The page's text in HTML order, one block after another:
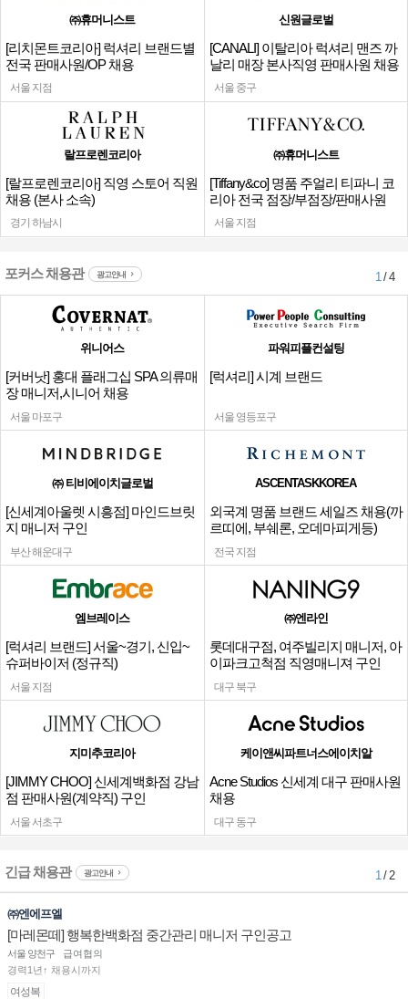
㈜휴머니스트
[리치몬트코리아] 럭셔리 브랜드별
전국 판매사원/OP 채용
서울 지점
신원글로벌
[CANALI] 이탈리아 럭셔리 맨즈 까
날리 매장 본사직영 판매사원 채용
서울 중구
랄프로렌코리아
[랄프로렌코리아] 직영 스토어 직원
채용 (본사 소속)
경기 하남시
㈜휴머니스트
[Tiffany&co] 명품 주얼리 티파니 코
리아 전국 점장/부점장/판매사원
서울 지점
포커스 채용관 광고안내 1/ 4
위니어스
[커버낫] 홍대 플래그십 SPA 의류매
장 매니저,시니어 채용
서울 마포구
파워피플컨설팅
[럭셔리] 시계 브랜드
서울 영등포구
㈜ 티비에이치글로벌
[신세계아울렛 시흥점] 마인드브릿
지 매니저 구인
부산 해운대구
ASCENTASKKOREA
외국계 명품 브랜드 세일즈 채용(까
르띠에, 부쉐론, 오데마피게등)
전국 지점
엠브레이스
[럭셔리 브랜드] 서울~경기, 신입~
슈퍼바이저 (정규직)
서울 지점
㈜엔라인
롯데대구점, 여주빌리지 매니저, 아
이파크고척점 직영매니져 구인
대구 북구
지미추코리아
[JIMMY CHOO] 신세계백화점 강남
점 판매사원(계약직) 구인
서울 서초구
케이앤씨파트너스에이치알
Acne Studios 신세계 대구 판매사원
채용
대구 동구
긴급 채용관 광고안내 1/ 2
㈜엔에프엘
[마레몬떼] 행복한백화점 중간관리 매니저 구인공고
서울 양천구
급여협의
경력1년↑ 채용시까지
여성복